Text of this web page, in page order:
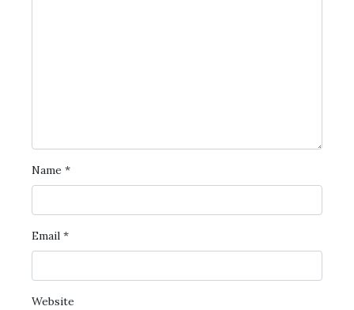
Name *
Email *
Website